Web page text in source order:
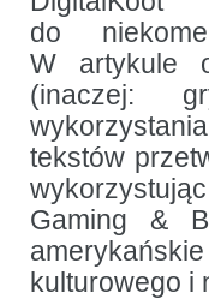
do
W artykule
(inaczej:
tekstów
Gaming &
kulturowego i